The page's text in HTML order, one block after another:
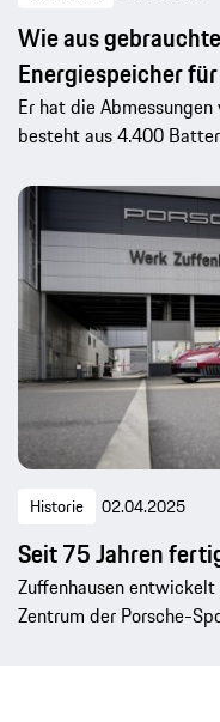
Wie aus
Energiespeicher
Er hat die
besteht aus 4.400
Historie 02.04.2025
Seit 75 Jahren
Zuffenhausen
Zentrum der Porsche-